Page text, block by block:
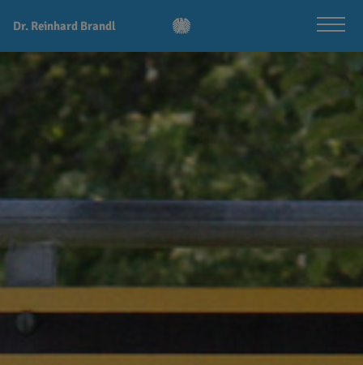
Dr. Reinhard Brandl